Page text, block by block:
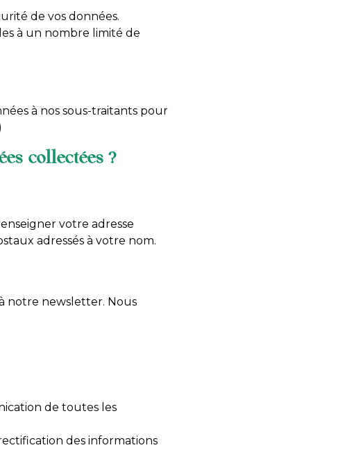
de vos données.
à un nombre limité de
à nos sous-traitants pour
collectées ?
votre adresse
adressés à votre nom.
notre newsletter. Nous
de toutes les
des informations